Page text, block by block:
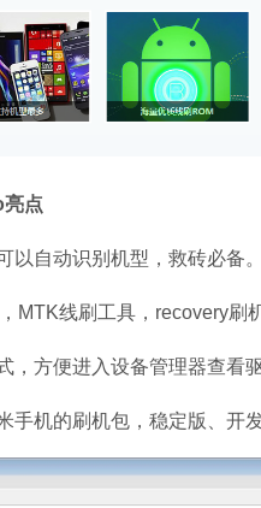
点
自动识别机型，救砖必备
线刷工具，recovery刷
方便进入设备管理器查看
机的刷机包，稳定版、开